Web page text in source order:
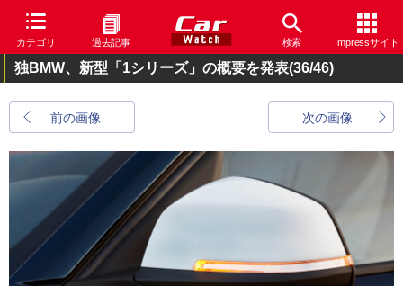
カテゴリ 過去記事 検索 Impressサイト
独BMW、新型「1シリーズ」の概要を発表(36/46)
前の画像 次の画像